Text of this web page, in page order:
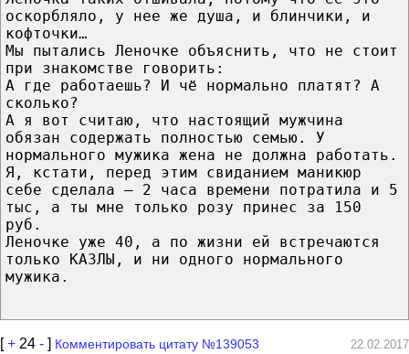
оскорбляло, у нее же душа, и блинчики, и
кофточки…
Мы пытались Леночке объяснить, что не стоит
при знакомстве говорить:
А где работаешь? И чё нормально платят? А
сколько?
А я вот считаю, что настоящий мужчина
обязан содержать полностью семью. У
нормального мужика жена не должна работать.
Я, кстати, перед этим свиданием маникюр
себе сделала – 2 часа времени потратила и 5
тыс, а ты мне только розу принес за 150
руб.
Леночке уже 40, а по жизни ей встречаются
только КАЗЛЫ, и ни одного нормального
мужика.
[+ 24 - ] Комментировать цитату №139053 22.02.2017